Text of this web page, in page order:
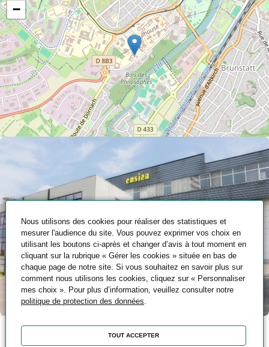
−
Nous utilisons des cookies pour réaliser des statistiques et
mesurer l'audience du site. Vous pouvez exprimer vos choix en
utilisant les boutons ci-après et changer d’avis à tout moment en
cliquant sur la rubrique « Gérer les cookies » située en bas de
chaque page de notre site. Si vous souhaitez en savoir plus sur
comment nous utilisons les cookies, cliquez sur « Personnaliser
mes choix ». Pour plus d’information, veuillez consulter notre
politique de protection des données.
TOUT ACCEPTER